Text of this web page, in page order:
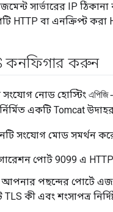
সার্ভারের IP
HTTP বা এনক্রিপ্ট
কনফিগার করুন
নোড হোস্টিং
একটি Tomcat
সংযোগ মোড সমর্থন
পোর্ট 9099 এ
পছন্দের পোর্টে এজ
কী এবং শংসাপত্র